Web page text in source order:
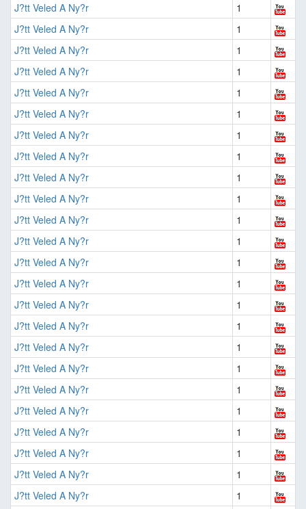
J?tt Veled A Ny?r
1
J?tt Veled A Ny?r
1
J?tt Veled A Ny?r
1
J?tt Veled A Ny?r
1
J?tt Veled A Ny?r
1
J?tt Veled A Ny?r
1
J?tt Veled A Ny?r
1
J?tt Veled A Ny?r
1
J?tt Veled A Ny?r
1
J?tt Veled A Ny?r
1
J?tt Veled A Ny?r
1
J?tt Veled A Ny?r
1
J?tt Veled A Ny?r
1
J?tt Veled A Ny?r
1
J?tt Veled A Ny?r
1
J?tt Veled A Ny?r
1
J?tt Veled A Ny?r
1
J?tt Veled A Ny?r
1
J?tt Veled A Ny?r
1
J?tt Veled A Ny?r
1
J?tt Veled A Ny?r
1
J?tt Veled A Ny?r
1
J?tt Veled A Ny?r
1
J?tt Veled A Ny?r
1